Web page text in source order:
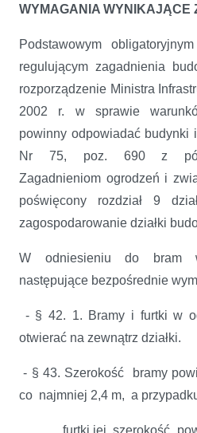
WYMAGANIA WYNIKAJĄCE
Podstawowym
regulującym zagadnienia
rozporządzenie Ministra
2002 r. w sprawie
powinny odpowiadać budynki
Nr 75, poz. 690 z
Zagadnieniom ogrodzeń i
poświęcony rozdział 9
zagospodarowanie działki
W odniesieniu do bram
następujące bezpośrednie
- § 42. 1. Bramy i furtki w
otwierać na zewnątrz działki.
- § 43. Szerokość bramy
co najmniej 2,4 m, a
furtki jej szerokość